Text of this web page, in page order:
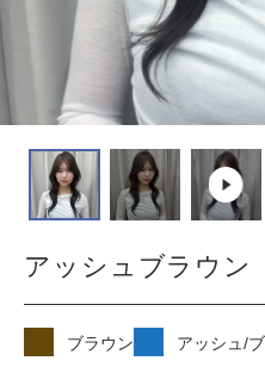
あり なし
COLOR 色
ベージュ
シルバー
ブラウン
ピンク
マット/グリーン
オレンジ
アッシュブラウン
ブラウン アッシュ/